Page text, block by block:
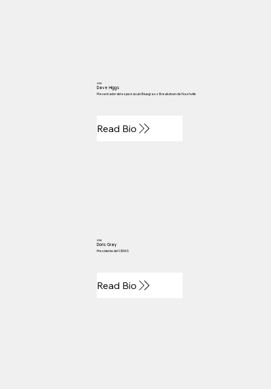
2015
Dave Higgs
Presentador del espectáculo Bluegrass Breakdown de Nashville
Read Bio
2014
Doris Gray
Presidente del CBMS
Read Bio